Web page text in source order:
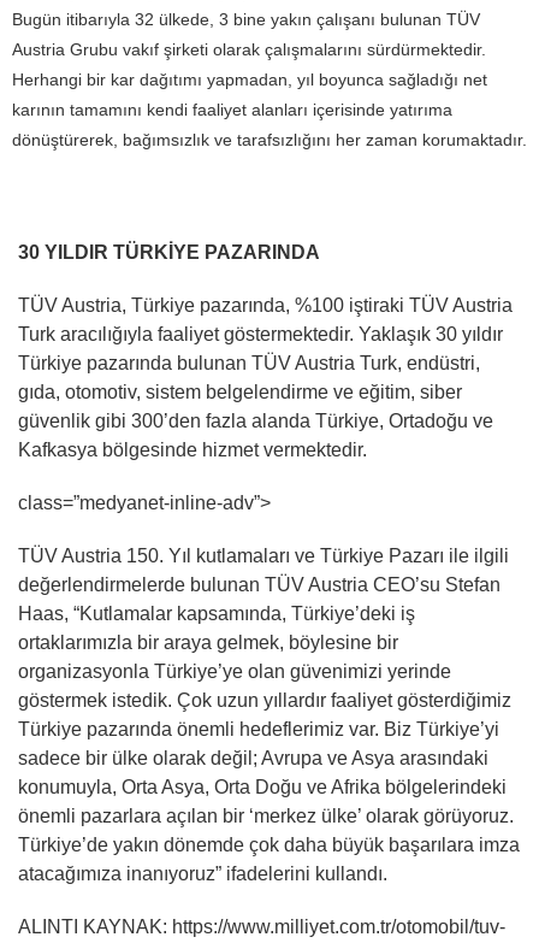
Bugün itibarıyla 32 ülkede, 3 bine yakın çalışanı bulunan TÜV
Austria Grubu vakıf şirketi olarak çalışmalarını sürdürmektedir.
Herhangi bir kar dağıtımı yapmadan, yıl boyunca sağladığı net
karının tamamını kendi faaliyet alanları içerisinde yatırıma
dönüştürerek, bağımsızlık ve tarafsızlığını her zaman korumaktadır.
30 YILDIR TÜRKİYE PAZARINDA
TÜV Austria, Türkiye pazarında, %100 iştiraki TÜV Austria
Turk aracılığıyla faaliyet göstermektedir. Yaklaşık 30 yıldır
Türkiye pazarında bulunan TÜV Austria Turk, endüstri,
gıda, otomotiv, sistem belgelendirme ve eğitim, siber
güvenlik gibi 300’den fazla alanda Türkiye, Ortadoğu ve
Kafkasya bölgesinde hizmet vermektedir.
class=”medyanet-inline-adv”>
TÜV Austria 150. Yıl kutlamaları ve Türkiye Pazarı ile ilgili
değerlendirmelerde bulunan TÜV Austria CEO’su Stefan
Haas, “Kutlamalar kapsamında, Türkiye’deki iş
ortaklarımızla bir araya gelmek, böylesine bir
organizasyonla Türkiye’ye olan güvenimizi yerinde
göstermek istedik. Çok uzun yıllardır faaliyet gösterdiğimiz
Türkiye pazarında önemli hedeflerimiz var. Biz Türkiye’yi
sadece bir ülke olarak değil; Avrupa ve Asya arasındaki
konumuyla, Orta Asya, Orta Doğu ve Afrika bölgelerindeki
önemli pazarlara açılan bir ‘merkez ülke’ olarak görüyoruz.
Türkiye’de yakın dönemde çok daha büyük başarılara imza
atacağımıza inanıyoruz” ifadelerini kullandı.
ALINTI KAYNAK: https://www.milliyet.com.tr/otomobil/tuv-